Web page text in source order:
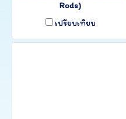
Rods)
เปรียบเทียบ